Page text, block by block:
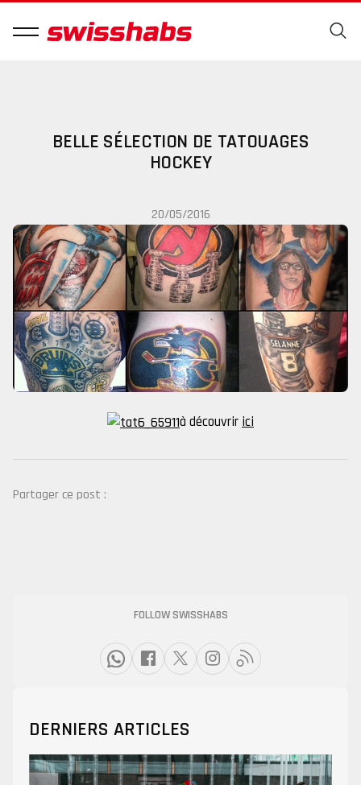
BELLE SÉLECTION DE TATOUAGES
HOCKEY
20/05/2016
à découvrir ici
Partager ce post :
FOLLOW SWISSHABS
DERNIERS ARTICLES